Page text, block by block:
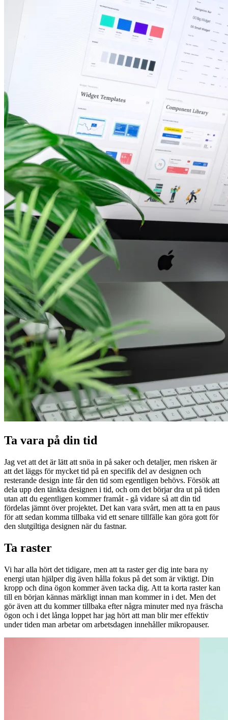
Ta vara på din tid
Jag vet att det är lätt att snöa in på saker och detaljer, men risken är
att det läggs för mycket tid på en specifik del av designen och
resterande design inte får den tid som egentligen behövs. Försök att
dela upp den tänkta designen i tid, och om det börjar dra ut på tiden
utan att du egentligen kommer framåt - gå vidare så att din tid
fördelas jämnt över projektet. Det kan vara svårt, men att ta en paus
för att sedan komma tillbaka vid ett senare tillfälle kan göra gott för
den slutgiltiga designen när du fastnar.
Ta raster
Vi har alla hört det tidigare, men att ta raster ger dig inte bara ny
energi utan hjälper dig även hålla fokus på det som är viktigt. Din
kropp och dina ögon kommer även tacka dig. Att ta korta raster kan
till en början kännas märkligt innan man kommer in i det. Men det
gör även att du kommer tillbaka efter några minuter med nya fräscha
ögon och i det långa loppet har jag hört att man blir mer effektiv
under tiden man arbetar om arbetsdagen innehåller mikropauser.